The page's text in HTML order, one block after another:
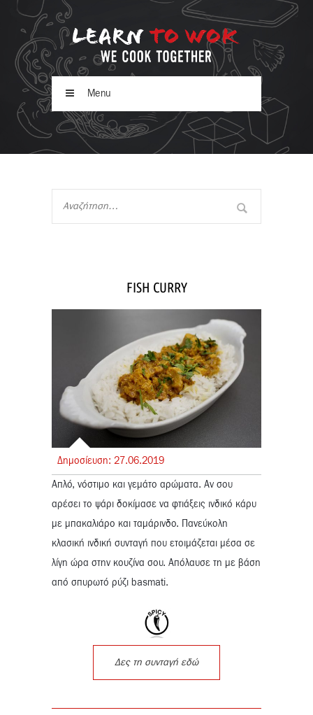
Menu
FISH CURRY
Δημοσίευση: 27.06.2019
Απλό, νόστιμο και γεμάτο αρώματα. Αν σου
αρέσει το ψάρι δοκίμασε να φτιάξεις ινδικό κάρυ
με μπακαλιάρο και ταμάρινδο. Πανεύκολη
κλασική ινδική συνταγή που ετοιμάζεται μέσα σε
λίγη ώρα στην κουζίνα σου. Απόλαυσε τη με βάση
από σπυρωτό ρύζι basmati.
Δες τη συνταγή εδώ